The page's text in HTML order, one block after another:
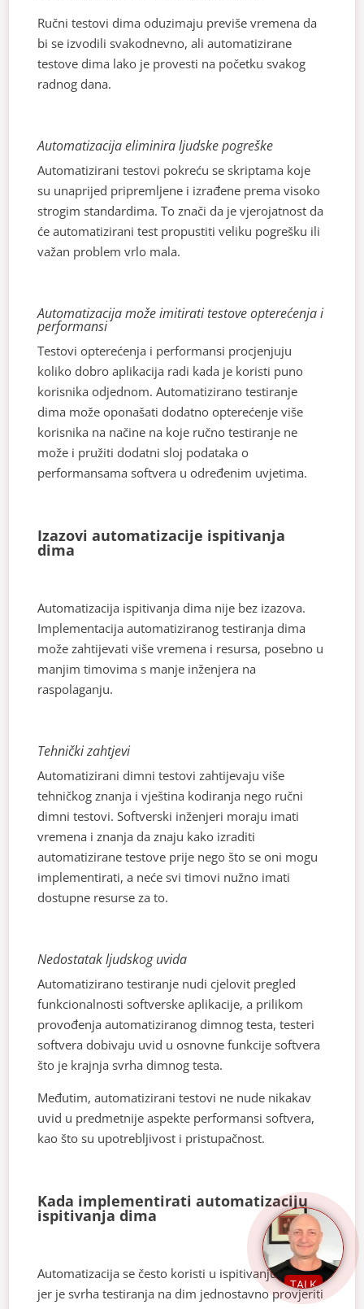
Ručni testovi dima oduzimaju previše vremena da
bi se izvodili svakodnevno, ali automatizirane
testove dima lako je provesti na početku svakog
radnog dana.
Automatizacija eliminira ljudske pogreške
Automatizirani testovi pokreću se skriptama koje
su unaprijed pripremljene i izrađene prema visoko
strogim standardima. To znači da je vjerojatnost da
će automatizirani test propustiti veliku pogrešku ili
važan problem vrlo mala.
Automatizacija može imitirati testove opterećenja i
performansi
Testovi opterećenja i performansi procjenjuju
koliko dobro aplikacija radi kada je koristi puno
korisnika odjednom. Automatizirano testiranje
dima može oponašati dodatno opterećenje više
korisnika na načine na koje ručno testiranje ne
može i pružiti dodatni sloj podataka o
performansama softvera u određenim uvjetima.
Izazovi automatizacije ispitivanja
dima
Automatizacija ispitivanja dima nije bez izazova.
Implementacija automatiziranog testiranja dima
može zahtijevati više vremena i resursa, posebno u
manjim timovima s manje inženjera na
raspolaganju.
Tehnički zahtjevi
Automatizirani dimni testovi zahtijevaju više
tehničkog znanja i vještina kodiranja nego ručni
dimni testovi. Softverski inženjeri moraju imati
vremena i znanja da znaju kako izraditi
automatizirane testove prije nego što se oni mogu
implementirati, a neće svi timovi nužno imati
dostupne resurse za to.
Nedostatak ljudskog uvida
Automatizirano testiranje nudi cjelovit pregled
funkcionalnosti softverske aplikacije, a prilikom
provođenja automatiziranog dimnog testa, testeri
softvera dobivaju uvid u osnovne funkcije softvera
što je krajnja svrha dimnog testa.
Međutim, automatizirani testovi ne nude nikakav
uvid u predmetnije aspekte performansi softvera,
kao što su upotrebljivost i pristupačnost.
Kada implementirati automatizaciju
ispitivanja dima
Automatizacija se često koristi u ispitivanju dima
jer je svrha testiranja na dim jednostavno provjeriti
TALK